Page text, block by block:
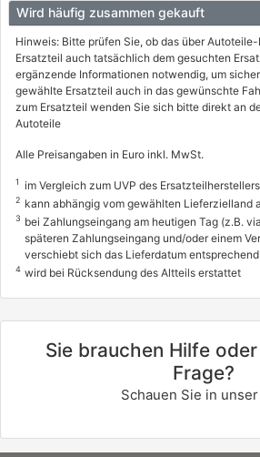
Wird häufig zusammen gekauft
Hinweis: Bitte prüfen Sie, ob das über
Ersatzteil auch tatsächlich dem gesuchten
ergänzende Informationen notwendig, um
gewählte Ersatzteil auch in das gewünschte
zum Ersatzteil wenden Sie sich bitte direkt an
Autoteile
Alle Preisangaben in Euro inkl. MwSt.
1 im Vergleich zum UVP des Ersatzteilherstellers
2 kann abhängig vom gewählten Lieferzielland
3 bei Zahlungseingang am heutigen Tag (z.B.
späteren Zahlungseingang und/oder einem
verschiebt sich das Lieferdatum entsprechend
4 wird bei Rücksendung des Altteils erstattet
Sie brauchen Hilfe
Frage?
Schauen Sie in unser